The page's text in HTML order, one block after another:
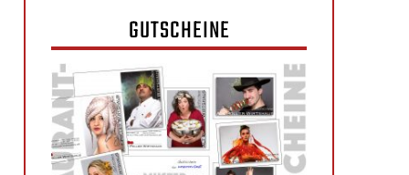
GUTSCHEINE